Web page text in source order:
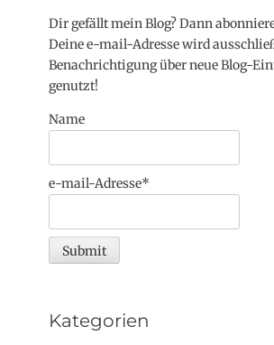
Dir gefällt mein Blog? Dann
Deine e-mail-Adresse wird
Benachrichtigung über neue Blog-
genutzt!
Name
e-mail-Adresse*
Kategorien